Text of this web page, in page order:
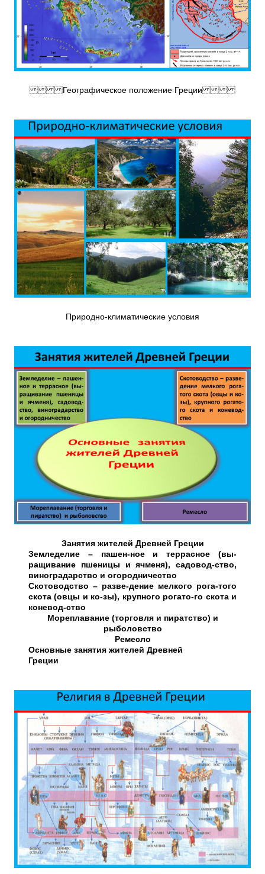
Географическое положение Греции
Природно-климатические условия
Занятия жителей Древней Греции
Земледелие – пашен-ное и террасное (вы-
ращивание пшеницы и ячменя), садовод-ство,
виноградарство и огородничество
Скотоводство – разве-дение мелкого рога-того
скота (овцы и ко-зы), крупного рогато-го скота и
коневод-ство
Мореплавание (торговля и пиратство) и
рыболовство
Ремесло
Основные занятия жителей Древней
Греции